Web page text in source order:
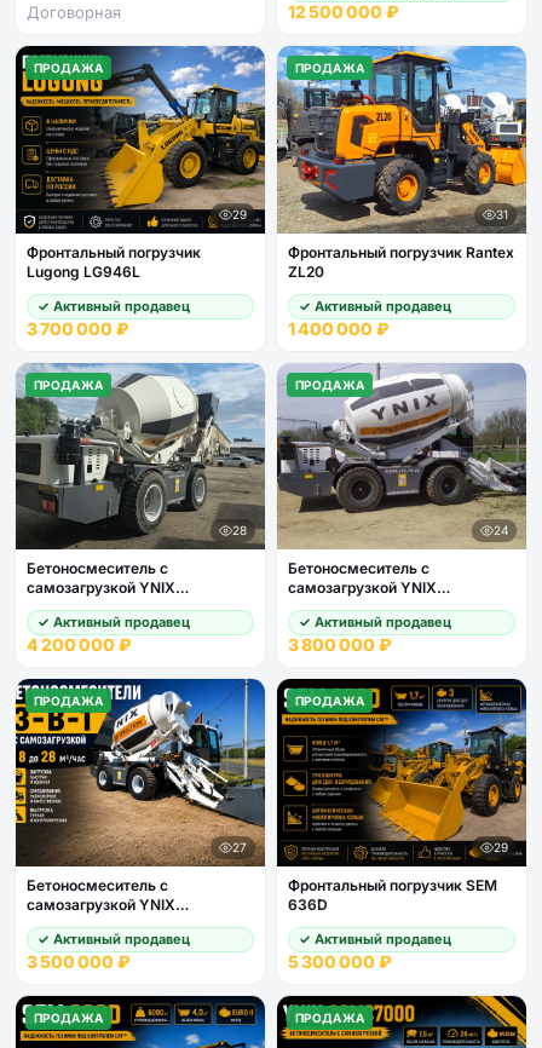
Договорная 12 500 000 ₽
ПРОДАЖА
29
Фронтальный погрузчик
Lugong LG946L
✓ Активный продавец
3 700 000 ₽
ПРОДАЖА
31
Фронтальный погрузчик Rantex
ZL20
✓ Активный продавец
1 400 000 ₽
ПРОДАЖА
28
Бетоносмеситель с
самозагрузкой YNIX
QGMC6000 (24 м3/час)
✓ Активный продавец
4 200 000 ₽
ПРОДАЖА
24
Бетоносмеситель с
самозагрузкой YNIX
QGMC5000 (20 м3/час)
✓ Активный продавец
3 800 000 ₽
ПРОДАЖА
27
Бетоносмеситель с
самозагрузкой YNIX
QGMC3000
✓ Активный продавец
3 500 000 ₽
ПРОДАЖА
29
Фронтальный погрузчик SEM
636D
✓ Активный продавец
5 300 000 ₽
ПРОДАЖА ПРОДАЖА